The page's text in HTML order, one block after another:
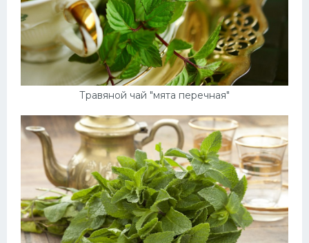
Травяной чай "мята перечная"